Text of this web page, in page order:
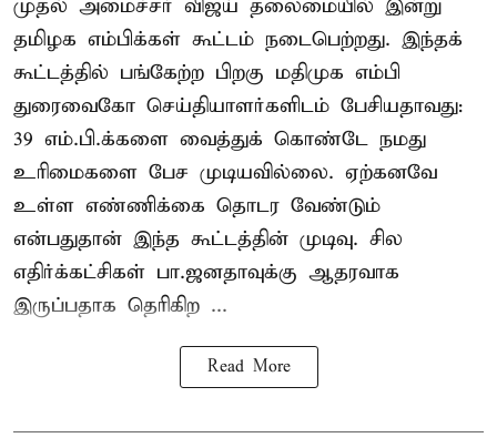
முதல் அமைச்சர் விஜய் தலைமையில் இன்று
தமிழக எம்பிக்கள் கூட்டம் நடைபெற்றது. இந்தக்
கூட்டத்தில் பங்கேற்ற பிறகு மதிமுக எம்பி
துரைவைகோ செய்தியாளர்களிடம் பேசியதாவது:
39 எம்.பி.க்களை வைத்துக் கொண்டே நமது
உரிமைகளை பேச முடியவில்லை. ஏற்கனவே
உள்ள எண்ணிக்கை தொடர வேண்டும்
என்பதுதான் இந்த கூட்டத்தின் முடிவு. சில
எதிர்க்கட்சிகள் பா.ஜனதாவுக்கு ஆதரவாக
இருப்பதாக தெரிகிற ...
Read More